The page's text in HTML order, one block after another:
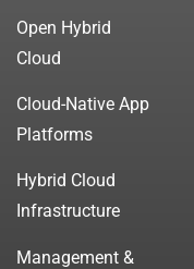
Open Hybrid
Cloud
Cloud-Native App
Platforms
Hybrid Cloud
Infrastructure
Management &